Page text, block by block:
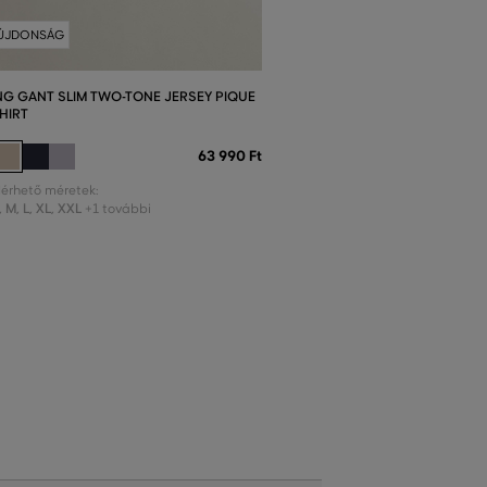
GANT SLIM TWO-TONE JERSEY PIQUE
63 990 Ft
méretek:
, M, L, XL, XXL +1 további